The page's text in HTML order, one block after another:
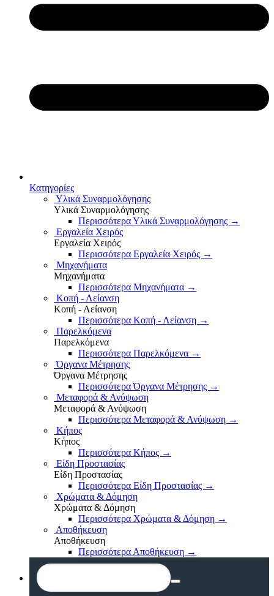
Κατηγορίες
Υλικά Συναρμολόγησης
Υλικά Συναρμολόγησης
Περισσότερα Υλικά Συναρμολόγησης →
Εργαλεία Χειρός
Εργαλεία Χειρός
Περισσότερα Εργαλεία Χειρός →
Μηχανήματα
Μηχανήματα
Περισσότερα Μηχανήματα →
Κοπή - Λείανση
Κοπή - Λείανση
Περισσότερα Κοπή - Λείανση →
Παρελκόμενα
Παρελκόμενα
Περισσότερα Παρελκόμενα →
Όργανα Μέτρησης
Όργανα Μέτρησης
Περισσότερα Όργανα Μέτρησης →
Μεταφορά & Ανύψωση
Μεταφορά & Ανύψωση
Περισσότερα Μεταφορά & Ανύψωση →
Κήπος
Κήπος
Περισσότερα Κήπος →
Είδη Προστασίας
Είδη Προστασίας
Περισσότερα Είδη Προστασίας →
Χρώματα & Δόμηση
Χρώματα & Δόμηση
Περισσότερα Χρώματα & Δόμηση →
Αποθήκευση
Αποθήκευση
Περισσότερα Αποθήκευση →